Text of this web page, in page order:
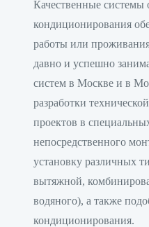
Качественные системы
кондиционирования
работы или
давно и успешно
систем в Москве и в
разработки
проектов в
непосредственного
установку различных
вытяжной,
водяного), а также
кондиционирования.